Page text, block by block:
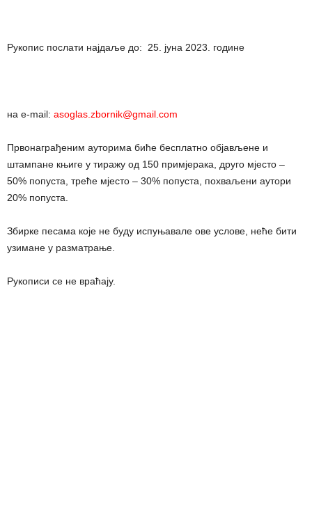
Рукопис послати најдаље до: 25. јуна 2023. године
на e-mail: asoglas.zbornik@gmail.com
Првонаграђеним ауторима биће бесплатно објављене и
штампане књиге у тиражу од 150 примјерака, друго мјесто –
50% попуста, треће мјесто – 30% попуста, похваљени аутори
20% попуста.
Збирке песама које не буду испуњавале ове услове, неће бити
узимане у разматрање.
Рукописи се не враћају.